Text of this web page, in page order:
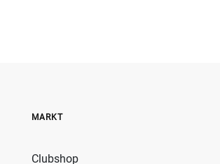
MARKT
Clubshop